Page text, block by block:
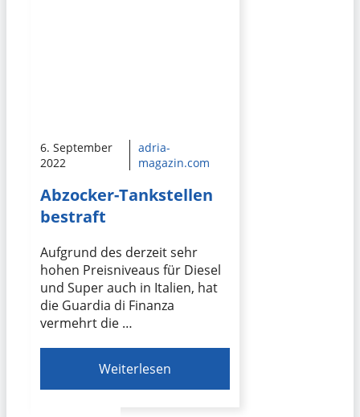
6. September
2022
adria-
magazin.com
Abzocker-Tankstellen
bestraft
Aufgrund des derzeit sehr
hohen Preisniveaus für Diesel
und Super auch in Italien, hat
die Guardia di Finanza
vermehrt die …
Weiterlesen